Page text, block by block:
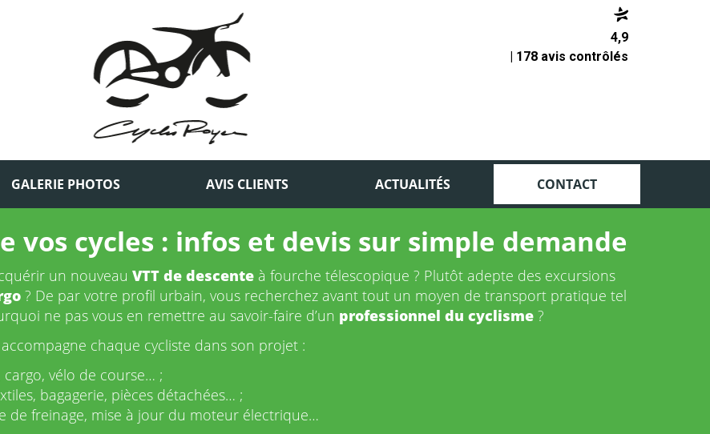
4,9
| 178 avis contrôlés
GALERIE PHOTOS AVIS CLIENTS ACTUALITÉS CONTACT
vos cycles : infos et devis sur simple demande
un nouveau VTT de descente à fourche télescopique ? Plutôt adepte des excursions
? De par votre profil urbain, vous recherchez avant tout un moyen de transport pratique tel
ne pas vous en remettre au savoir-faire d’un professionnel du cyclisme ?
chaque cycliste dans son projet :
cargo, vélo de course… ;
bagagerie, pièces détachées… ;
de freinage, mise à jour du moteur électrique…